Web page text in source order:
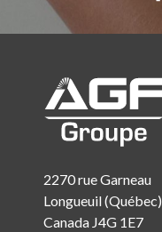
2270 rue Garneau
Longueuil (Québec)
Canada J4G 1E7